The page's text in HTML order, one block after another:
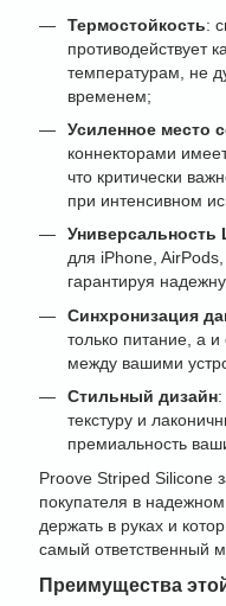
Термостойкость:
противодействует
температурам, не
временем;
Усиленное место
коннекторами
что критически
при интенсивном
Универсальность
для iPhone,
гарантируя
Синхронизация
только питание, а
между вашими
Стильный дизайн
текстуру и
премиальность
Proove Striped Silicone
покупателя в
держать в руках и
самый ответственный
Преимущества